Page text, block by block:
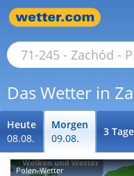
Das Wetter in
Heute
08.08.
Morgen
09.08.
3 Tage
Polen-Wetter